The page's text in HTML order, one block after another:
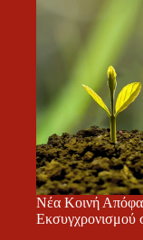
Νέα Κοινή
Εκσυγχρονισμού